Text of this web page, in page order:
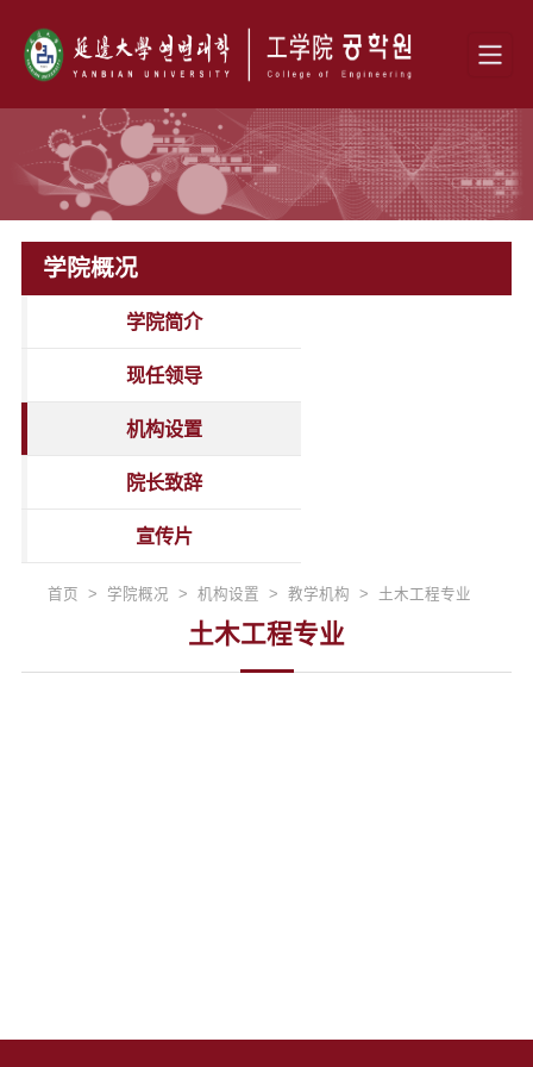
学院概况
学院简介
现任领导
机构设置
院长致辞
宣传片
首页 > 学院概况 > 机构设置 > 教学机构 > 土木工程专业
土木工程专业